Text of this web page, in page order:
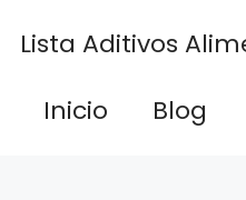
Lista Aditivos
Inicio Blog